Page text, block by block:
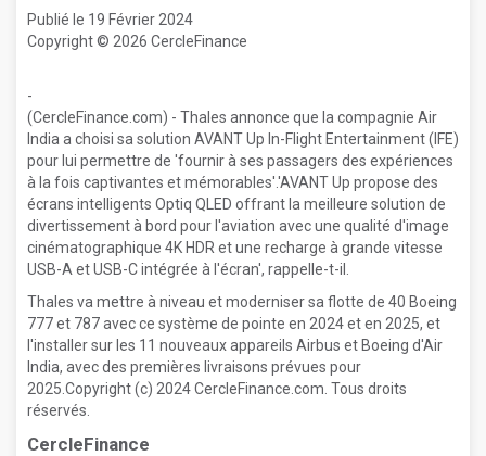
Publié le 19 Février 2024
Copyright © 2026 CercleFinance
-
(CercleFinance.com) - Thales annonce que la compagnie Air
India a choisi sa solution AVANT Up In-Flight Entertainment (IFE)
pour lui permettre de 'fournir à ses passagers des expériences
à la fois captivantes et mémorables'.'AVANT Up propose des
écrans intelligents Optiq QLED offrant la meilleure solution de
divertissement à bord pour l'aviation avec une qualité d'image
cinématographique 4K HDR et une recharge à grande vitesse
USB-A et USB-C intégrée à l'écran', rappelle-t-il.
Thales va mettre à niveau et moderniser sa flotte de 40 Boeing
777 et 787 avec ce système de pointe en 2024 et en 2025, et
l'installer sur les 11 nouveaux appareils Airbus et Boeing d'Air
India, avec des premières livraisons prévues pour
2025.Copyright (c) 2024 CercleFinance.com. Tous droits
réservés.
CercleFinance